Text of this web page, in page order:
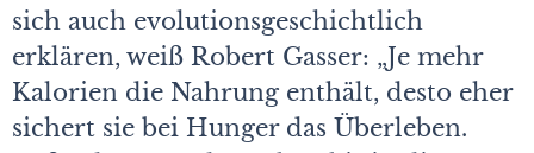
sich auch evolutionsgeschichtlich
erklären, weiß Robert Gasser: „Je mehr
Kalorien die Nahrung enthält, desto eher
sichert sie bei Hunger das Überleben.